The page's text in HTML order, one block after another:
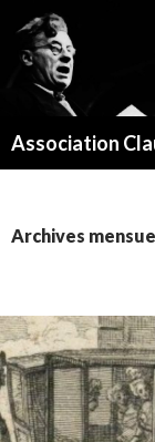
Association
Archives